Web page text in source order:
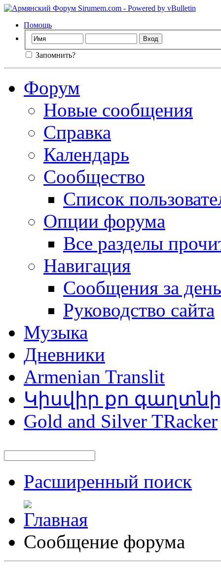
Помощь
Запомнить?
Форум
Новые сообщения
Справка
Календарь
Сообщество
Список
Опции форума
Все разделы
Навигация
Сообщения за день
Руководство сайта
Музыка
Дневники
Armenian Translit
Կիսվիր քո
Gold and Silver TRacker
Расширенный поиск
Сообщение форума